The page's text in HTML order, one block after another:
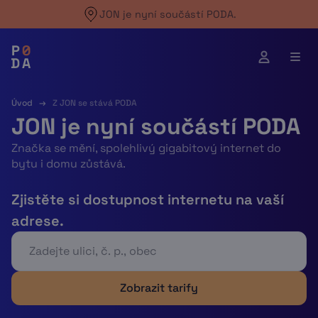
JON je nyní součástí PODA.
Úvod → Z JON se stává PODA
JON je nyní součástí PODA
Značka se mění, spolehlivý gigabitový internet do
bytu i domu zůstává.
Zjistěte si dostupnost internetu na vaší
adrese.
Zobrazit tarify